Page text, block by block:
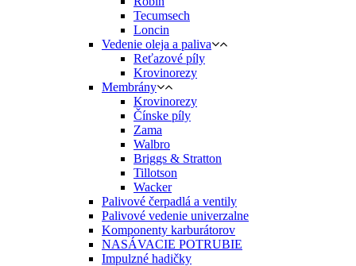
Tecumsech
Loncin
Vedenie oleja a paliva
Reťazové píly
Krovinorezy
Membrány
Krovinorezy
Čínske píly
Zama
Walbro
Briggs & Stratton
Tillotson
Wacker
Palivové čerpadlá a ventily
Palivové vedenie univerzalne
Komponenty karburátorov
NASÁVACIE POTRUBIE
Impulzné hadičky